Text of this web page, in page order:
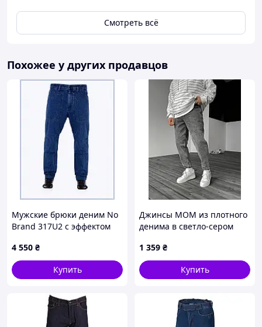
Смотреть всё
Похожее у других продавцов
Мужские брюки деним No
Brand 317U2 с эффектом
4 550 ₴
Купить
Джинсы MOM из плотного
денима в светло-сером
джинсы деним
1 359 ₴
Купить